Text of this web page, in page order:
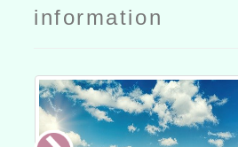
information